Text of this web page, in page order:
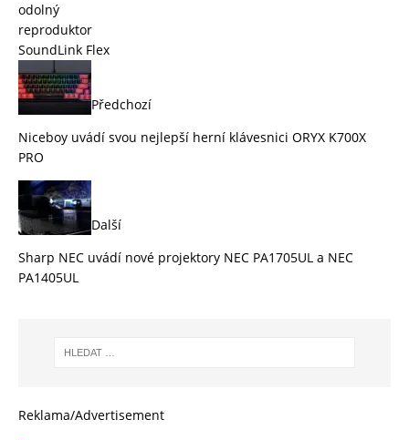
odolný
reproduktor
SoundLink Flex
Předchozí
Niceboy uvádí svou nejlepší herní klávesnici ORYX K700X
PRO
Další
Sharp NEC uvádí nové projektory NEC PA1705UL a NEC
PA1405UL
Reklama/Advertisement